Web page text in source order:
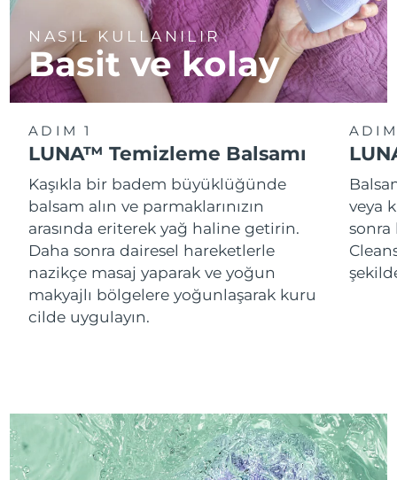
NASIL KULLANILIR
Basit ve kolay
ADIM 1
LUNA™ Temizleme Balsamı
Kaşıkla bir badem büyüklüğünde
balsam alın ve parmaklarınızın
arasında eriterek yağ haline getirin.
Daha sonra dairesel hareketlerle
nazikçe masaj yaparak ve yoğun
makyajlı bölgelere yoğunlaşarak kuru
cilde uygulayın.
veya
sonra